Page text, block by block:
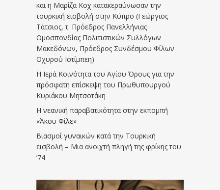
και η Μαρίζα Κοχ κατακεραύνωσαν την
τουρκική εισβολή στην Κύπρο (Γεώργιος
Τάτσιος, τ. Πρόεδρος Πανελλήνιας
Ομοσπονδίας Πολιτιστικών Συλλόγων
Μακεδόνων, Πρόεδρος Συνδέσμου Φίλων
Οχυρού Ιστίμπεη)
Η Ιερά Κοινότητα του Αγίου Όρους για την
πρόσφατη επίσκεψη του Πρωθυπουργού
Κυριάκου Μητσοτάκη
Η νεανική παραβατικότητα στην εκπομπή
«Άκου Φίλε»
Βιασμοί γυναικών κατά την Τουρκική
εισβολή – Μια ανοιχτή πληγή της φρίκης του
’74